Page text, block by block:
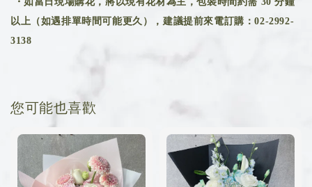
以上（如遇排單時間可能更久），建議提前來電訂購：02-2992-
3138
您可能也喜歡